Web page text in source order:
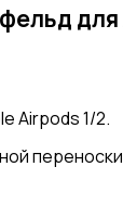
Airpods 1/2.